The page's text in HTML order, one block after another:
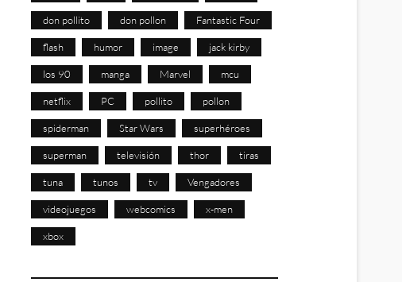
don pollito don pollon Fantastic Four
flash humor image jack kirby
los 90 manga Marvel mcu
netflix PC pollito pollon
spiderman Star Wars superhéroes
superman televisión thor tiras
tuna tunos tv Vengadores
videojuegos webcomics x-men
xbox